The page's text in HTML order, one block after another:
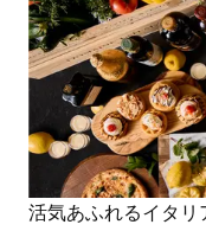
活気あふれるイタリ